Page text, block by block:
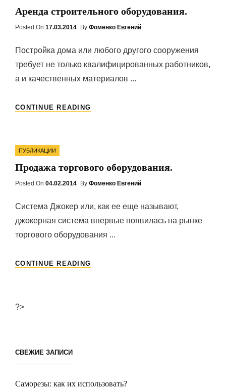
Аренда строительного оборудования.
Posted On Posted
17.03.2014 By Фоменко Евгений
Постройка дома или любого другого сооружения
требует не только квалифицированных работников,
а и качественных материалов ...
CONTINUE READING
Categories
ПУБЛИКАЦИИ
Продажа торгового оборудования.
Posted On Posted
04.02.2014 By Фоменко Евгений
Система Джокер или, как ее еще называют,
джокерная система впервые появилась на рынке
торгового оборудования ...
CONTINUE READING
?>
СВЕЖИЕ ЗАПИСИ
Саморезы: как их использовать?